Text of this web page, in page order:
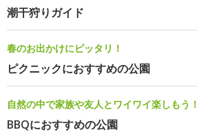
潮干狩りガイド
春のお出かけにピッタリ！
ピクニックにおすすめの公園
自然の中で家族や友人とワイワイ楽しもう！
BBQにおすすめの公園